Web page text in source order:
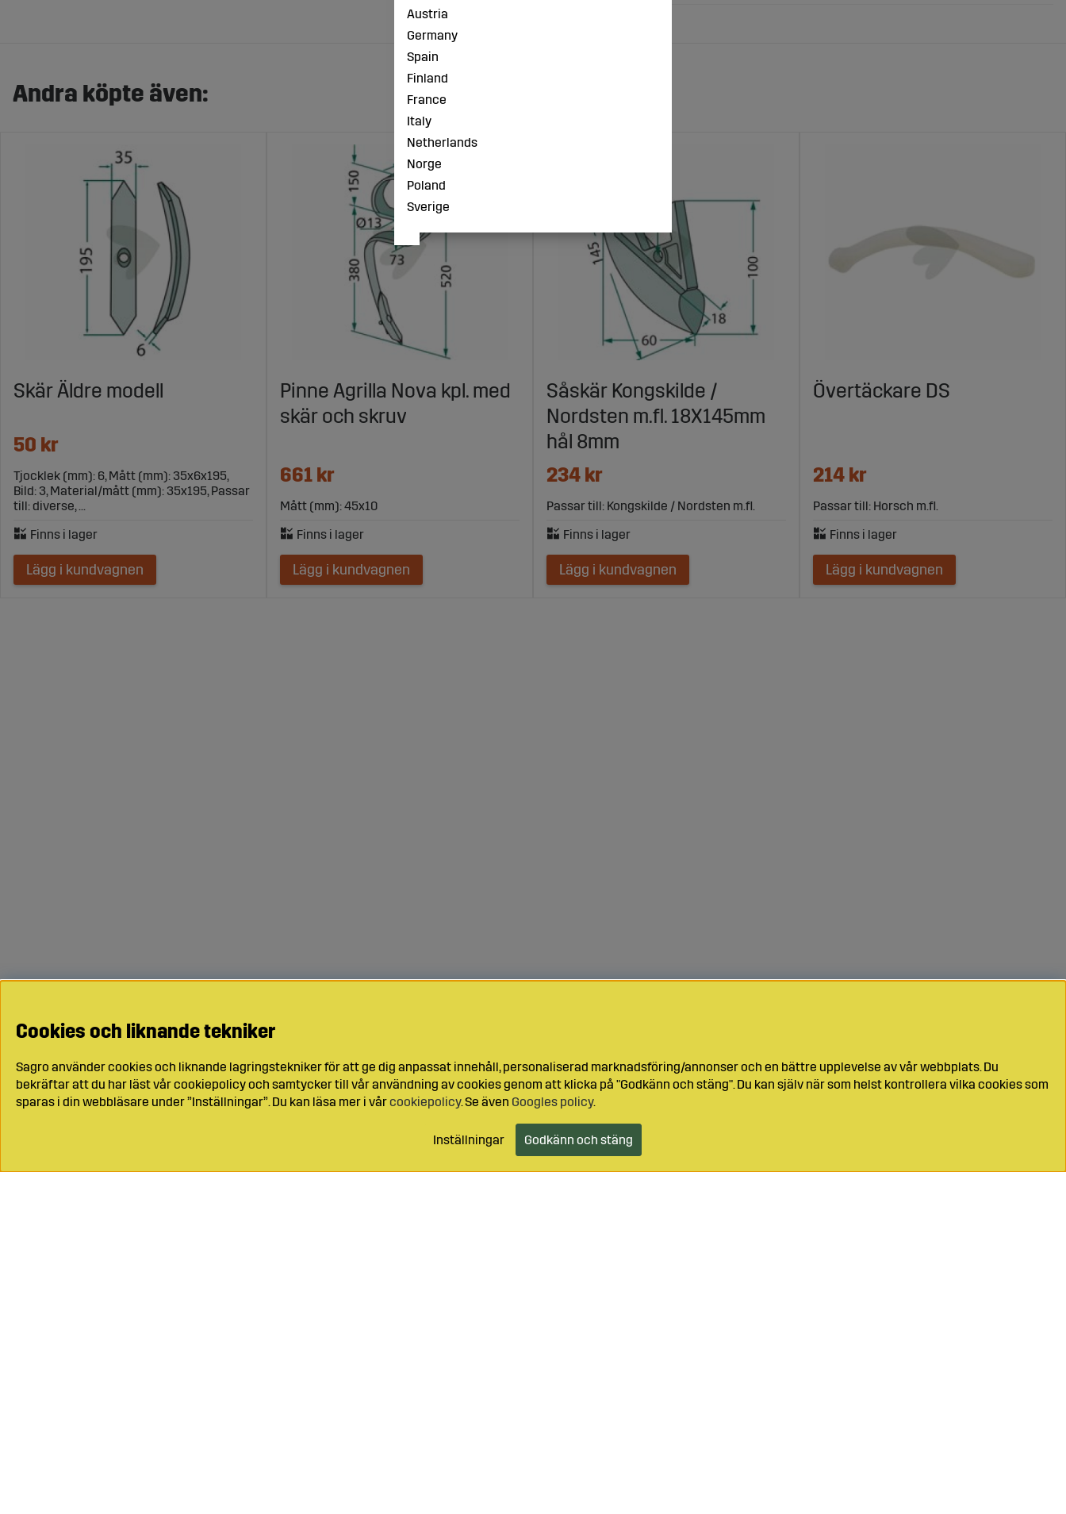
Andra köpte även:
Skär Äldre modell
50 kr
Tjocklek (mm): 6, Mått (mm): 35x6x195,
Bild: 3, Material/mått (mm): 35x195, Passar
till: diverse, ...
Lägg i kundvagnen
Pinne Agrilla Nova kpl. med
skär och skruv
661 kr
Mått (mm): 45x10
Lägg i kundvagnen
Såskär Kongskilde /
Nordsten m.fl. 18X145mm
hål 8mm
234 kr
Passar till: Kongskilde / Nordsten m.fl.
Lägg i kundvagnen
Övertäckare DS
214 kr
Passar till: Horsch m.fl.
Lägg i kundvagnen
Cookies och liknande tekniker
Sagro använder cookies och liknande lagringstekniker för att ge dig anpassat innehåll, personaliserad marknadsföring/annonser och en bättre upplevelse av vår webbplats. Du
bekräftar att du har läst vår cookiepolicy och samtycker till vår användning av cookies genom att klicka på "Godkänn och stäng". Du kan själv när som helst kontrollera vilka cookies som
sparas i din webbläsare under ”Inställningar”. Du kan läsa mer i vårcookiepolicy. Se även Googles policy.
Inställningar Godkänn och stäng
Austria
Germany
Spain
Finland
France
Italy
Netherlands
Norge
Poland
Sverige